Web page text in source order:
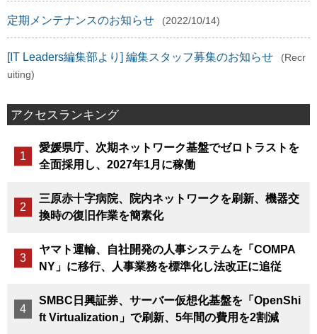
定期メンテナンスのお知らせ (2022/10/14)
[IT Leaders編集部より] 編集スタッフ募集のお知らせ
(Recr
uiting)
アクセスランキング
愛媛県庁、次期ネットワーク基盤でゼロトラストを
全面採用し、2027年1月に稼働
三原赤十字病院、院内ネットワークを刷新、機器交
換時の復旧作業を簡素化
ヤマト運輸、自社開発の人事システムを「COMPA
NY」に移行、人事業務を標準化し法改正に追従
SMBC日興証券、サーバー仮想化基盤を「OpenShi
ft Virtualization」で刷新、5年間の費用を2割減